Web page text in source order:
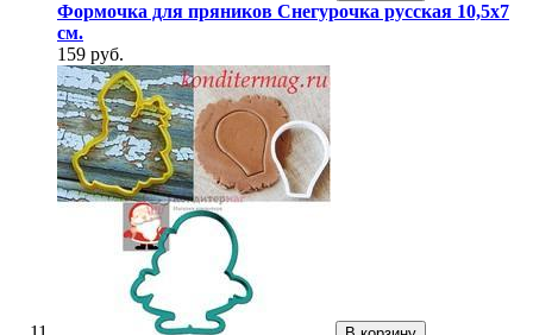
Формочка для пряников Снегурочка русская 10,5х7
см.
159 руб.